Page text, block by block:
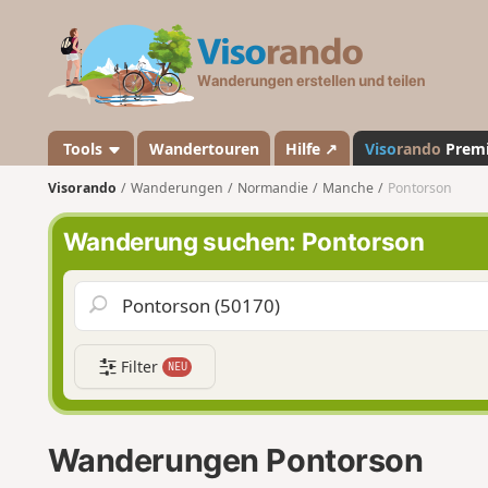
a
n
d
o
Tools Wandertouren Hilfe ↗ Visorando
Visorando Wanderungen Normandie Manche Pontorson
Wanderung suchen: Pontorson
Filter NEU
Wanderungen Pontorson